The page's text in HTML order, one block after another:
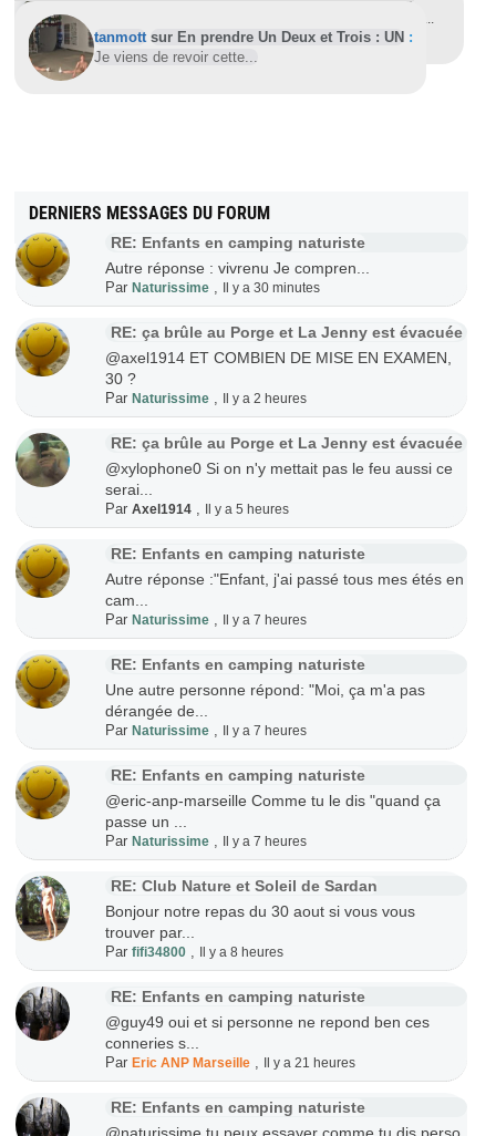
Quelques dizaines de cyclistes nus ce samedi 6 juin ...
tanmott sur En prendre Un Deux et Trois : UN :
Je viens de revoir cette...
DERNIERS MESSAGES DU FORUM
RE: Enfants en camping naturiste
Autre réponse : vivrenu Je compren...
ParNaturissime Il y a 30 minutes
RE: ça brûle au Porge et La Jenny est évacuée
@axel1914 ET COMBIEN DE MISE EN EXAMEN,
30 ?
ParNaturissime Il y a 2 heures
RE: ça brûle au Porge et La Jenny est évacuée
@xylophone0 Si on n'y mettait pas le feu aussi ce
serai...
ParAxel1914 Il y a 5 heures
RE: Enfants en camping naturiste
Autre réponse :"Enfant, j'ai passé tous mes étés en
cam...
ParNaturissime Il y a 7 heures
RE: Enfants en camping naturiste
Une autre personne répond: "Moi, ça m'a pas
dérangée de...
ParNaturissime Il y a 7 heures
RE: Enfants en camping naturiste
@eric-anp-marseille Comme tu le dis "quand ça
passe un ...
ParNaturissime Il y a 7 heures
RE: Club Nature et Soleil de Sardan
Bonjour notre repas du 30 aout si vous vous
trouver par...
Parfifi34800 Il y a 8 heures
RE: Enfants en camping naturiste
@guy49 oui et si personne ne repond ben ces
conneries s...
ParEric ANP Marseille Il y a 21 heures
RE: Enfants en camping naturiste